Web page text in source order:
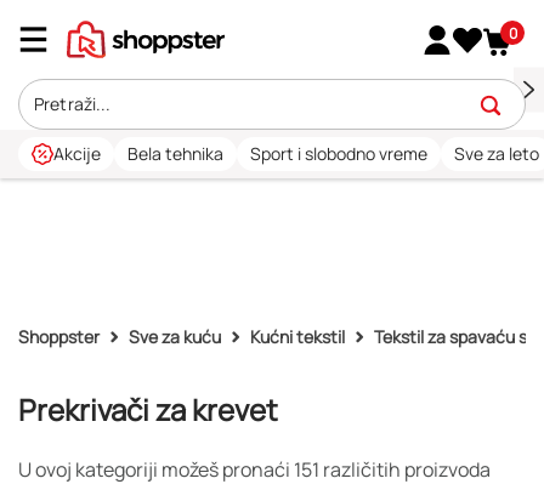
0
Akcije Bela tehnika Sport i slobodno vreme Sve za leto
Shoppster Sve za kuću Kućni tekstil Tekstil za spavaću
Prekrivači za krevet
U ovoj kategoriji možeš pronaći 151 različitih proizvoda